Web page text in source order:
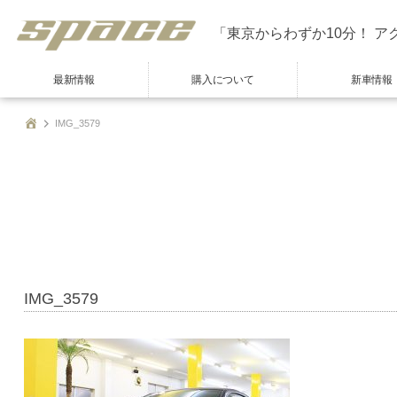
「東京からわずか10分！ ア
最新情報 購入について 新車情報
IMG_3579
IMG_3579